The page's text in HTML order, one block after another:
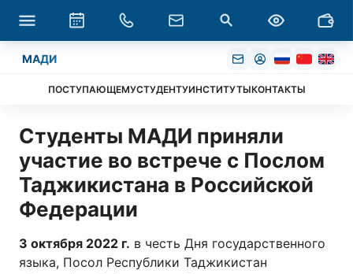
МАДИ
ПОСТУПАЮЩЕМУСТУДЕНТУИНСТИТУТЫКОНТАКТЫ
Студенты МАДИ приняли
участие во встрече с Послом
Таджикистана в Российской
Федерации
3 октября 2022 г. в честь Дня государственного
языка, Посол Республики Таджикистан